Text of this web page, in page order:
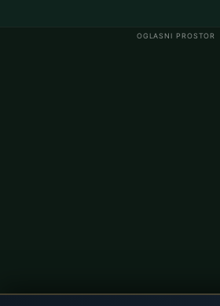
OGLASNI PROSTOR
Namaz vremena u Njemačkoj